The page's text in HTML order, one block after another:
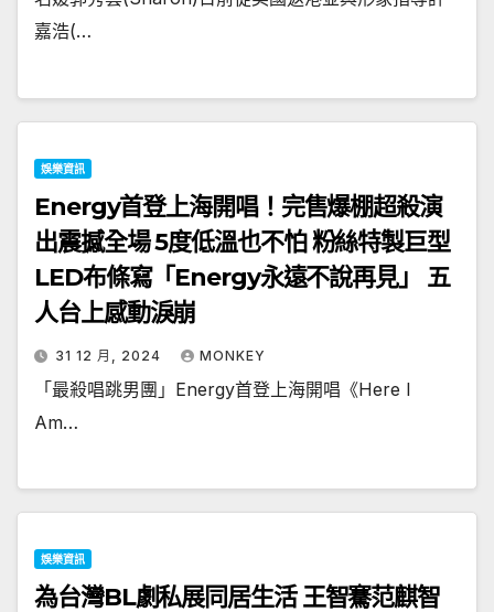
嘉浩(…
娛樂資訊
Energy首登上海開唱！完售爆棚超殺演
出震撼全場 5度低溫也不怕 粉絲特製巨型
LED布條寫「Energy永遠不說再見」 五
人台上感動淚崩
31 12 月, 2024 MONKEY
「最殺唱跳男團」Energy首登上海開唱《Here I
Am…
娛樂資訊
為台灣BL劇私展同居生活 王智騫范麒智